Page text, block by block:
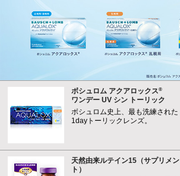
ボシュロム アクアロックス®
ワンデー UV シン トーリック
ボシュロム史上、最も洗練された
1dayトーリックレンズ。
天然由来ルテイン15（サプリメン
ト）